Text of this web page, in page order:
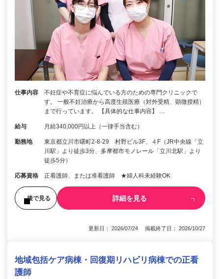
仕事内容
不妊症や不育症に悩んでいる方のための専門クリニックで
す。 一般不妊治療から高度生殖医療（対外受精、顕微授精）
まで行っています。 【具体的な仕事内容】 …
給与 月給340,000円以上（一律手当含む）
勤務地
東京都立川市曙町2-8-29 村野ビル3F、４F（JR中央線「立
川駅」より徒歩3分、多摩都市モノレール「立川北駅」より
徒歩5分）
応募資格 正看護師、または准看護師 ★婦人科未経験OK
後で見る 詳細を見る
更新日： 2026/07/24 掲載終了日： 2026/10/27
地域包括ケア病棟・回復期リハビリ病棟での正看
護師